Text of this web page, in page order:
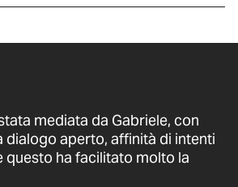
mediata da Gabriele, con
dialogo aperto, affinità di intenti
questo ha facilitato molto la